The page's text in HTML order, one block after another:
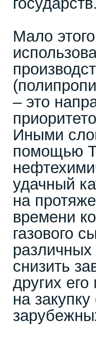
Мало
– это
Иными
помощью
удачный
на
времени
газового
снизить
других
на